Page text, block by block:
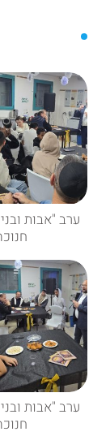
ערב "אבות
ערב "אבות